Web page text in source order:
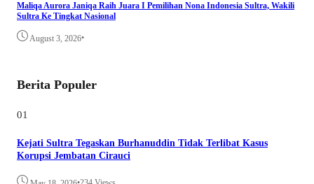
Maliqa Aurora Janiqa Raih Juara I Pemilihan Nona Indonesia Sultra, Wakili
Sultra Ke Tingkat Nasional
August 3, 2026•
Berita Populer
01
Kejati Sultra Tegaskan Burhanuddin Tidak Terlibat Kasus
Korupsi Jembatan Cirauci